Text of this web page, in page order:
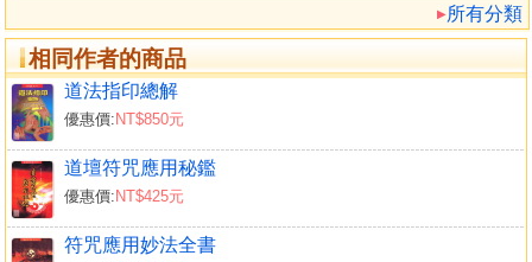
所有分類
相同作者的商品
道法指印總解
優惠價: NT$850元
道壇符咒應用秘鑑
優惠價: NT$425元
符咒應用妙法全書